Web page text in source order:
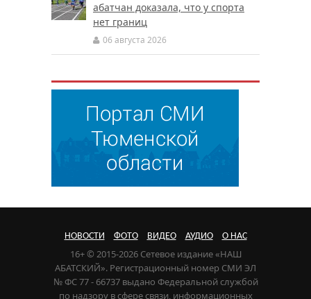
абатчан доказала, что у спорта
нет границ
06 августа 2026
НОВОСТИ ФОТО ВИДЕО АУДИО О НАС
16+ © 2015-2026 Сетевое издание «НАШ
АБАТСКИЙ». Регистрационный номер СМИ ЭЛ
№ ФС 77 - 66737 выдано Федеральной службой
по надзору в сфере связи, информационных